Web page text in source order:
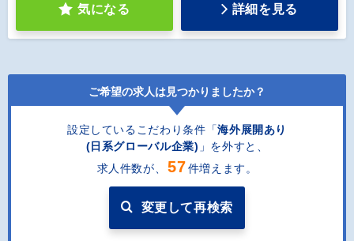
気になる 詳細を見る
ご希望の求人は見つかりましたか？
設定しているこだわり条件「海外展開あり
(日系グローバル企業) 」を外すと
求人件数が、
57件増えます。
変更して再検索